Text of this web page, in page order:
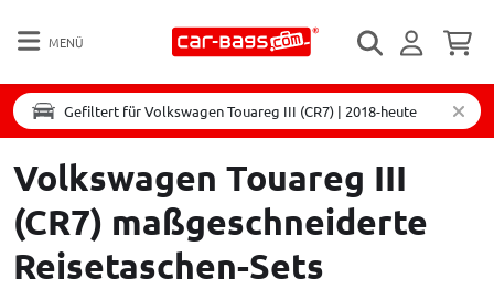
MENÜ
Gefiltert für Volkswagen Touareg III (CR7) | 2018-heute
Volkswagen Touareg III
(CR7) maßgeschneiderte
Reisetaschen-Sets